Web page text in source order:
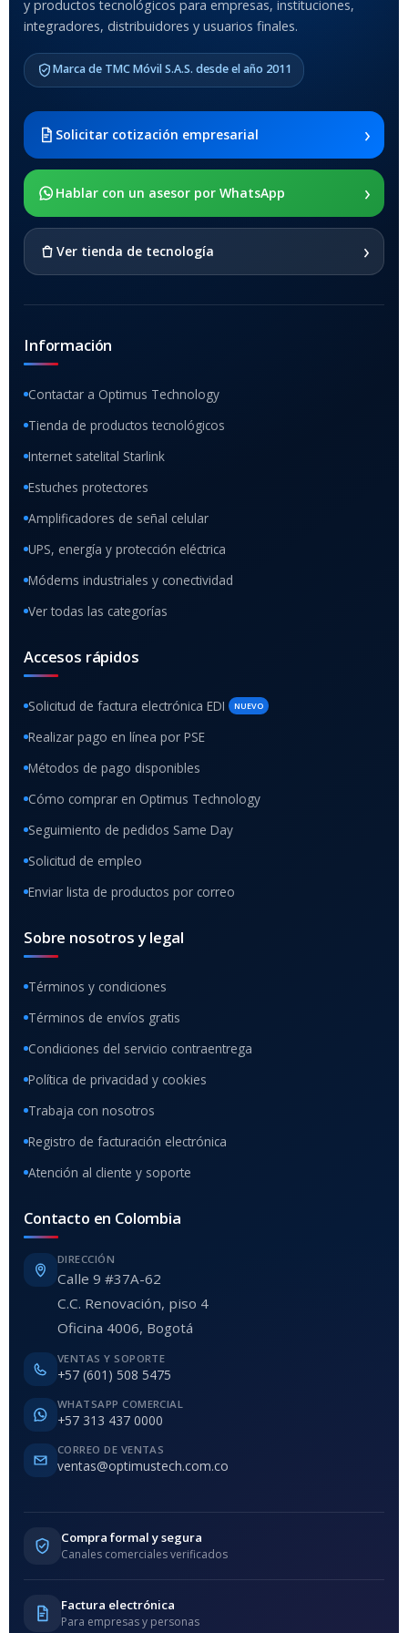
MODELO DE TABLETS
COMPATIBLES
2021 SM-x200 / Samsung
Galaxy Tab A8 10.5 2021 SM-
x205
SOPORTE DE APOYO
y productos tecnológicos para empresas, instituciones,
integradores, distribuidores y usuarios finales.
Marca de TMC Móvil S.A.S. desde el año 2011
Solicitar cotización empresarial ›
Hablar con un asesor por WhatsApp ›
Ver tienda de tecnología ›
Información
Contactar a Optimus Technology
Tienda de productos tecnológicos
Internet satelital Starlink
Estuches protectores
Amplificadores de señal celular
UPS, energía y protección eléctrica
Módems industriales y conectividad
Ver todas las categorías
Accesos rápidos
Solicitud de factura electrónica EDI NUEVO
Realizar pago en línea por PSE
Métodos de pago disponibles
Cómo comprar en Optimus Technology
Seguimiento de pedidos Same Day
Solicitud de empleo
Enviar lista de productos por correo
Sobre nosotros y legal
Términos y condiciones
Términos de envíos gratis
Condiciones del servicio contraentrega
Política de privacidad y cookies
Trabaja con nosotros
Registro de facturación electrónica
Atención al cliente y soporte
Contacto en Colombia
DIRECCIÓN
Calle 9 #37A-62
C.C. Renovación, piso 4
Oficina 4006, Bogotá
VENTAS Y SOPORTE
+57 (601) 508 5475
WHATSAPP COMERCIAL
+57 313 437 0000
CORREO DE VENTAS
ventas@optimustech.com.co
Compra formal y segura
Canales comerciales verificados
Factura electrónica
Para empresas y personas